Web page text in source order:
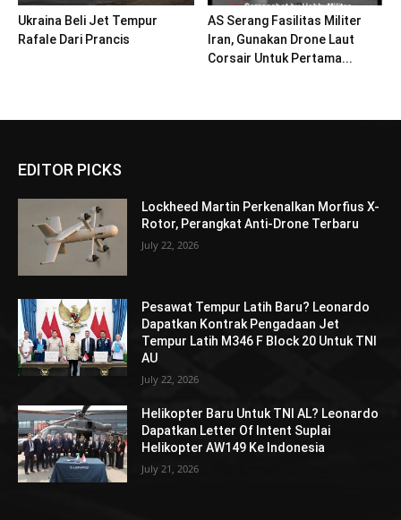
Ukraina Beli Jet Tempur
Rafale Dari Prancis
AS Serang Fasilitas Militer
Iran, Gunakan Drone Laut
Corsair Untuk Pertama...
EDITOR PICKS
Lockheed Martin Perkenalkan Morfius X-
Rotor, Perangkat Anti-Drone Terbaru
July 22, 2026
Pesawat Tempur Latih Baru? Leonardo
Dapatkan Kontrak Pengadaan Jet
Tempur Latih M346 F Block 20 Untuk TNI
AU
July 22, 2026
Helikopter Baru Untuk TNI AL? Leonardo
Dapatkan Letter Of Intent Suplai
Helikopter AW149 Ke Indonesia
July 21, 2026